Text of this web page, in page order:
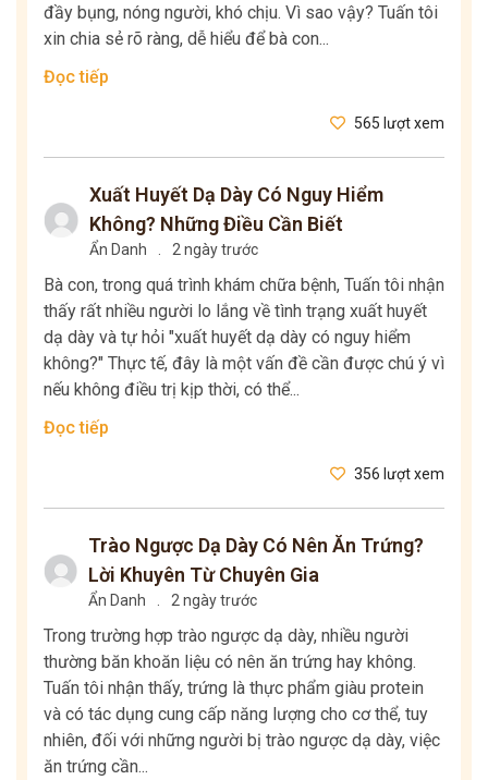
đầy bụng, nóng người, khó chịu. Vì sao vậy? Tuấn tôi
xin chia sẻ rõ ràng, dễ hiểu để bà con...
Đọc tiếp
565 lượt xem
Xuất Huyết Dạ Dày Có Nguy Hiểm
Không? Những Điều Cần Biết
Ẩn Danh 2 ngày trước
Bà con, trong quá trình khám chữa bệnh, Tuấn tôi nhận
thấy rất nhiều người lo lắng về tình trạng xuất huyết
dạ dày và tự hỏi "xuất huyết dạ dày có nguy hiểm
không?" Thực tế, đây là một vấn đề cần được chú ý vì
nếu không điều trị kịp thời, có thể...
Đọc tiếp
356 lượt xem
Trào Ngược Dạ Dày Có Nên Ăn Trứng?
Lời Khuyên Từ Chuyên Gia
Ẩn Danh 2 ngày trước
Trong trường hợp trào ngược dạ dày, nhiều người
thường băn khoăn liệu có nên ăn trứng hay không.
Tuấn tôi nhận thấy, trứng là thực phẩm giàu protein
và có tác dụng cung cấp năng lượng cho cơ thể, tuy
nhiên, đối với những người bị trào ngược dạ dày, việc
ăn trứng cần...